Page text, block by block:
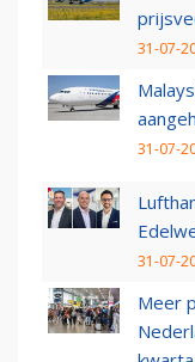
31-07-
31-07-
31-07-
Meer